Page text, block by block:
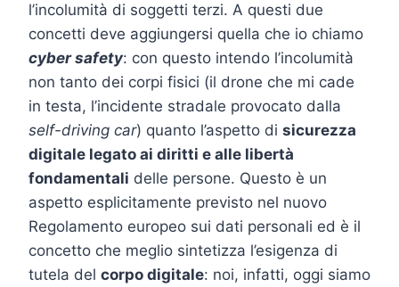
l’incolumità di soggetti terzi. A questi due
concetti deve aggiungersi quella che io chiamo
cyber safety: con questo intendo l’incolumità
non tanto dei corpi fisici (il drone che mi cade
in testa, l’incidente stradale provocato dalla
self-driving car) quanto l’aspetto di sicurezza
digitale legato ai diritti e alle libertà
fondamentali delle persone. Questo è un
aspetto esplicitamente previsto nel nuovo
Regolamento europeo sui dati personali ed è il
concetto che meglio sintetizza l’esigenza di
tutela del corpo digitale: noi, infatti, oggi siamo